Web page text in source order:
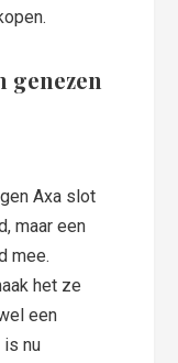
genezen
Axa slot
maar een
mee.
het ze
een
is nu